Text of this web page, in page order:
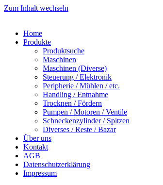
Zum Inhalt wechseln
Home
Produkte
Produktsuche
Maschinen
Maschinen (Diverse)
Steuerung / Elektronik
Peripherie / Mühlen / etc.
Handling / Entnahme
Trocknen / Fördern
Pumpen / Motoren / Ventile
Schneckenzylinder / Spitzen
Diverses / Reste / Bazar
Über uns
Kontakt
AGB
Datenschutzerklärung
Impressum